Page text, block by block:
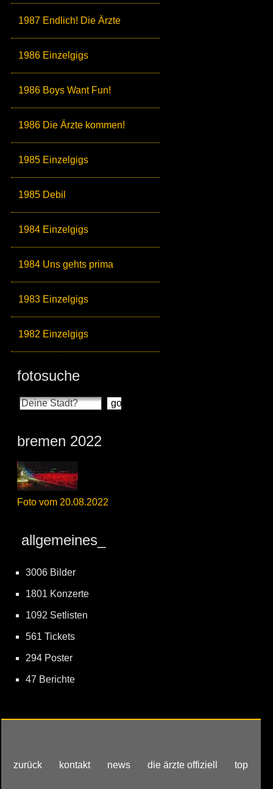
1987 Endlich! Die Ärzte
1986 Einzelgigs
1986 Boys Want Fun!
1986 Die Ärzte kommen!
1985 Einzelgigs
1985 Debil
1984 Einzelgigs
1984 Uns gehts prima
1983 Einzelgigs
1982 Einzelgigs
fotosuche
bremen 2022
Foto vom 20.08.2022
allgemeines_
3006 Bilder
1801 Konzerte
1092 Setlisten
561 Tickets
294 Poster
47 Berichte
zurück kontakt news die ärzte offiziell top